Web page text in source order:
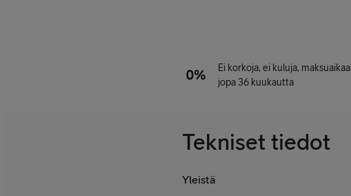
Ei korkoja, ei kuluja, maksuaikaa
jopa 36 kuukautta
Tekniset tiedot
Yleistä